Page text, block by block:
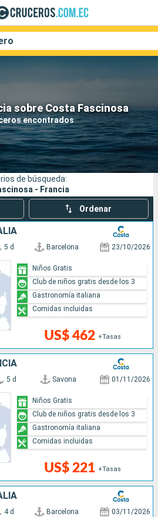
sobre Costa Fascinosa
encontrados
Compañías
Buscar
de búsqueda:
- Francia
Ordenar
5 d Barcelona 23/10/2026
US$ 462 +Tasas
Niños Gratis
Club de niños gratis desde los 3
Gastronomía italiana
Comidas incluidas
5 d Savona 01/11/2026
US$ 221 +Tasas
Niños Gratis
Club de niños gratis desde los 3
Gastronomía italiana
Comidas incluidas
4 d Barcelona 03/11/2026